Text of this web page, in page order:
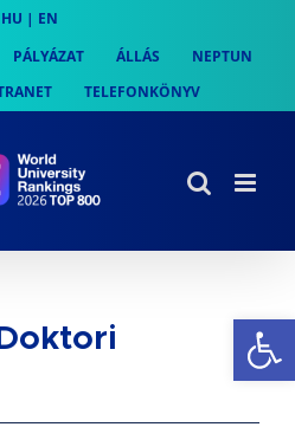
HU | EN
PÁLYÁZAT ÁLLÁS
NEPTUN
TELEFONKÖNYV